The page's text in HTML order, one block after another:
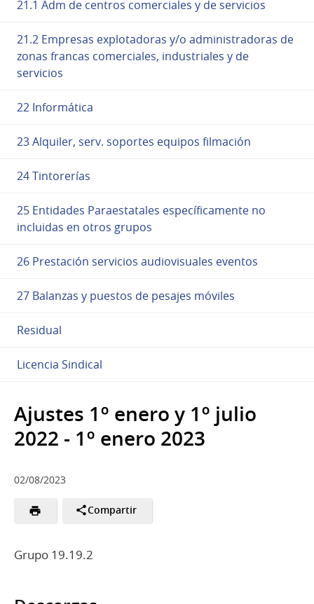
21.1 Adm de centros comerciales y de servicios
21.2 Empresas explotadoras y/o administradoras de
zonas francas comerciales, industriales y de
servicios
22 Informática
23 Alquiler, serv. soportes equipos filmación
24 Tintorerías
25 Entidades Paraestatales específicamente no
incluidas en otros grupos
26 Prestación servicios audiovisuales eventos
27 Balanzas y puestos de pesajes móviles
Residual
Licencia Sindical
Ajustes 1º enero y 1º julio
2022 - 1º enero 2023
02/08/2023
Compartir
Grupo 19.19.2